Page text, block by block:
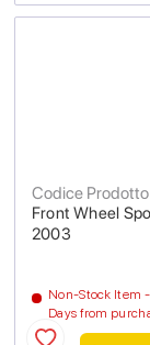
Front Wheel
2003
Codice
Non-Stock Item
Days from